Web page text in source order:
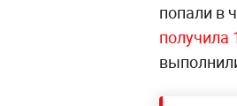
попали в
получила